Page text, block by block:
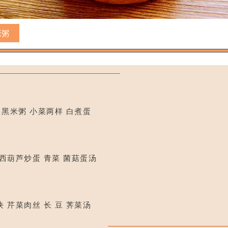
米粥 小菜两样 白煮蛋
葫芦炒蛋 青菜 菌菇蛋汤
芹菜肉丝 长 豆 荠菜汤